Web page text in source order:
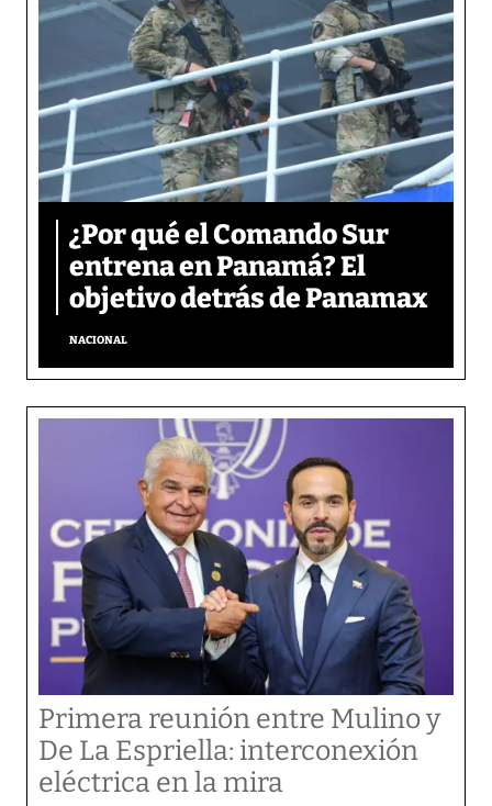
¿Por qué el Comando Sur
entrena en Panamá? El
objetivo detrás de Panamax
NACIONAL
Primera reunión entre Mulino y
De La Espriella: interconexión
eléctrica en la mira